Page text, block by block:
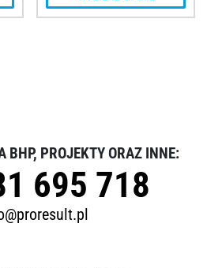
BHP, PROJEKTY ORAZ INNE:
695 718